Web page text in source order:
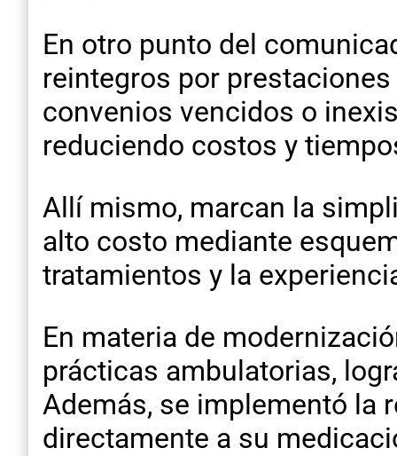
En otro punto del
reintegros por
convenios vencidos o
reduciendo costos y
Allí mismo, marcan la
alto costo mediante
tratamientos y la
En materia de
prácticas ambulatorias,
Además, se implementó la
directamente a su